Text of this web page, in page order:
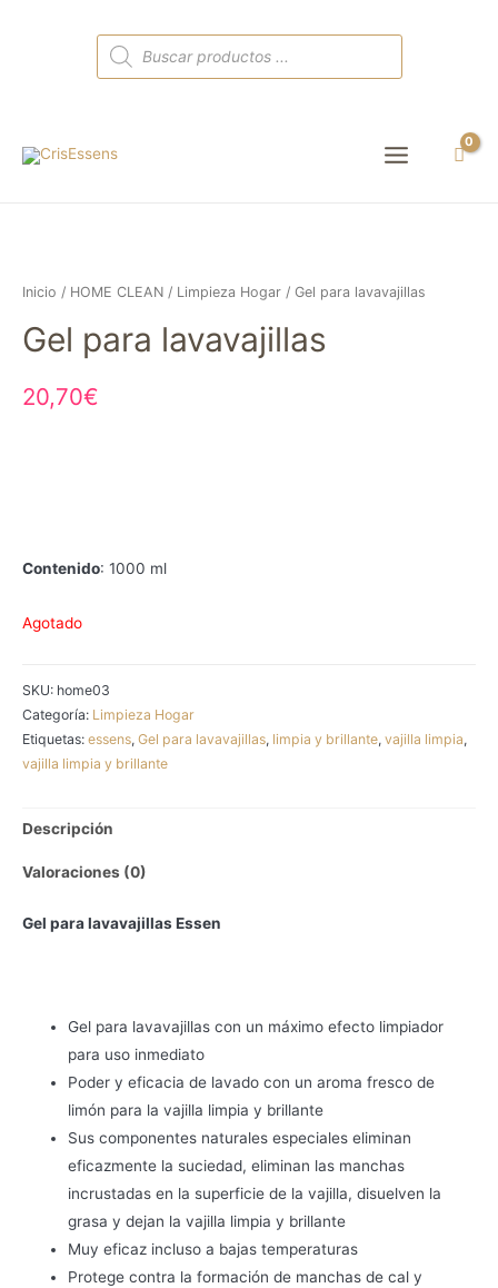
Búsqueda
de
productos
Main
Inicio / HOME CLEAN / Limpieza Hogar / Gel para lavavajillas
Gel para lavavajillas
20,70€
Contenido: 1000 ml
Agotado
SKU: home03
Categoría: Limpieza Hogar
Etiquetas: essens, Gel para lavavajillas, limpia y brillante, vajilla limpia,
vajilla limpia y brillante
Descripción
Valoraciones (0)
Gel para lavavajillas Essen
Gel para lavavajillas con un máximo efecto limpiador
para uso inmediato
Poder y eficacia de lavado con un aroma fresco de
limón para la vajilla limpia y brillante
Sus componentes naturales especiales eliminan
eficazmente la suciedad, eliminan las manchas
incrustadas en la superficie de la vajilla, disuelven la
grasa y dejan la vajilla limpia y brillante
Muy eficaz incluso a bajas temperaturas
Protege contra la formación de manchas de cal y